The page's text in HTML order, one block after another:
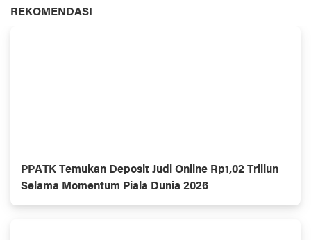
REKOMENDASI
PPATK Temukan Deposit Judi Online Rp1,02 Triliun
Selama Momentum Piala Dunia 2026